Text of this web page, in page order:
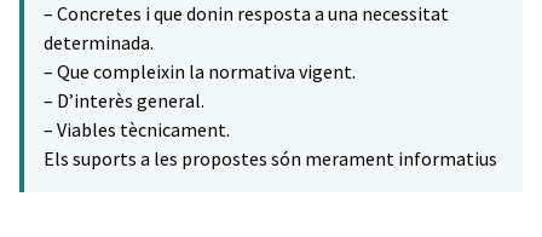
– Concretes i que donin resposta a una necessitat
determinada.
– Que compleixin la normativa vigent.
– D’interès general.
– Viables tècnicament.
Els suports a les propostes són merament informatius